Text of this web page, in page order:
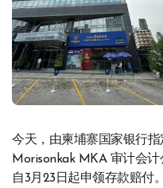
今天，由柬埔寨国家银行指定的太子银行清算组——
Morisonkak MKA 审计会
自3月23日起申领存款赔付。